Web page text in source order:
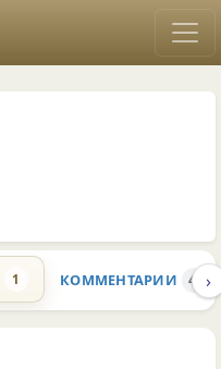
1 КОММЕНТАРИИ 46 ›